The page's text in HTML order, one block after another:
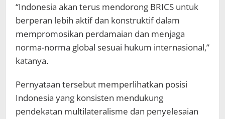
“Indonesia akan terus mendorong BRICS untuk
berperan lebih aktif dan konstruktif dalam
mempromosikan perdamaian dan menjaga
norma-norma global sesuai hukum internasional,”
katanya.
Pernyataan tersebut memperlihatkan posisi
Indonesia yang konsisten mendukung
pendekatan multilateralisme dan penyelesaian